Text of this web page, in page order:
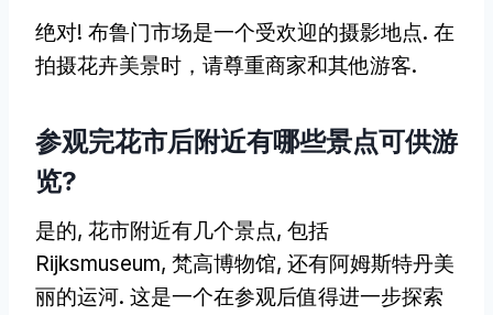
绝对! 布鲁门市场是一个受欢迎的摄影地点. 在
拍摄花卉美景时，请尊重商家和其他游客.
参观完花市后附近有哪些景点可供游
览?
是的, 花市附近有几个景点, 包括
Rijksmuseum, 梵高博物馆, 还有阿姆斯特丹美
丽的运河. 这是一个在参观后值得进一步探索